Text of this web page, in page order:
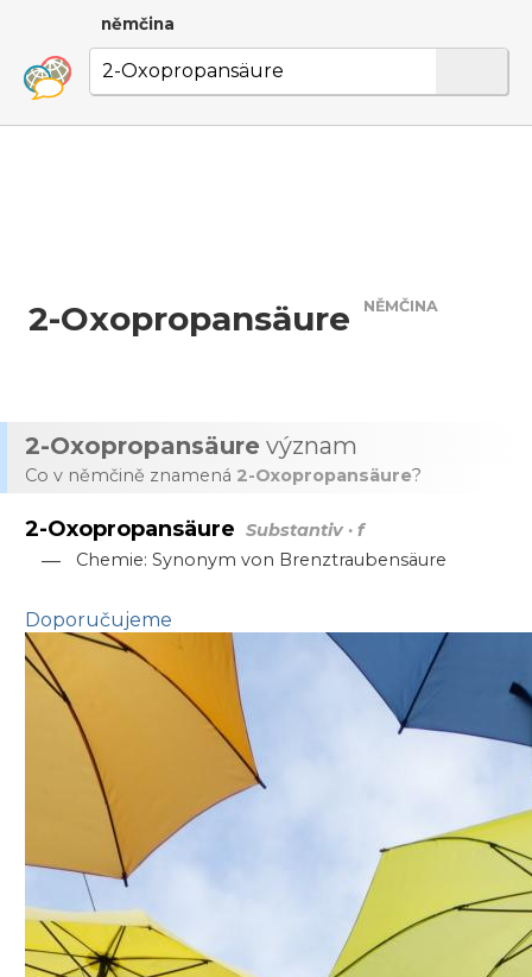
němčina
2-Oxopropansäure NĚMČINA
2-Oxopropansäure význam
Co v němčině znamená 2-Oxopropansäure?
2-Oxopropansäure Substantiv · f
— Chemie: Synonym von Brenztraubensäure
Doporučujeme